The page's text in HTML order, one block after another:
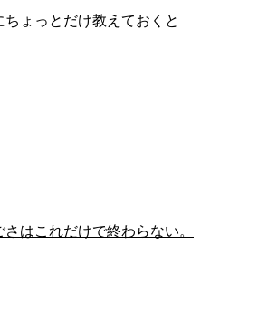
ょっとだけ教えておくと
はこれだけで終わらない。